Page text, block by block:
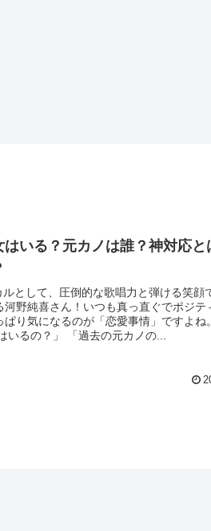
いる？元カノは誰？神対応と
として、圧倒的な歌唱力と弾ける笑顔
河野純喜さん！いつも真っ直ぐでポジテ
ぱり気になるのが「恋愛事情」ですよね
いるの？」 「過去の元カノの...